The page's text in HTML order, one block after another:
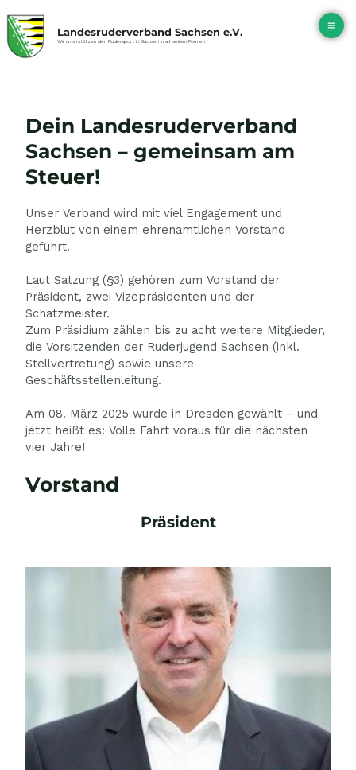
Inhalt
springen
Landesruderverband Sachsen e.V.
Wir unterstützen den Rudersport in Sachsen in all seinen Formen
Dein Landesruderverband
Sachsen – gemeinsam am
Steuer!
Unser Verband wird mit viel Engagement und
Herzblut von einem ehrenamtlichen Vorstand
geführt.
Laut Satzung (§3) gehören zum Vorstand der
Präsident, zwei Vizepräsidenten und der
Schatzmeister.
Zum Präsidium zählen bis zu acht weitere Mitglieder,
die Vorsitzenden der Ruderjugend Sachsen (inkl.
Stellvertretung) sowie unsere
Geschäftsstellenleitung.
Am 08. März 2025 wurde in Dresden gewählt – und
jetzt heißt es: Volle Fahrt voraus für die nächsten
vier Jahre!
Vorstand
Präsident